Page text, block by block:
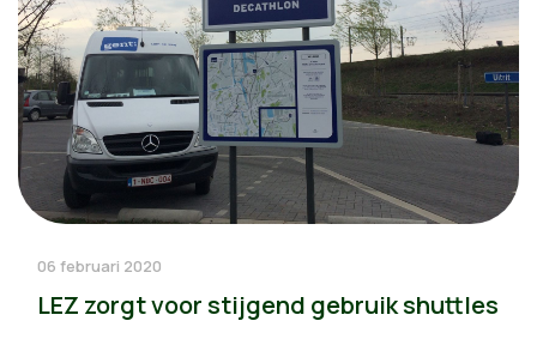
06 februari 2020
LEZ zorgt voor stijgend gebruik shuttles